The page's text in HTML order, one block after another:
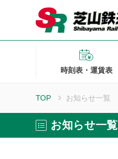
時刻表・運賃表
TOP お知らせ一覧
お知らせ一覧